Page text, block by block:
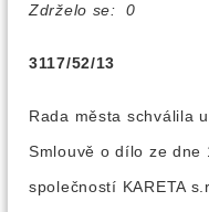
Zdrželo se: 0
3117/52/13
Rada města schválila
Smlouvě o dílo ze dne
společností KARETA